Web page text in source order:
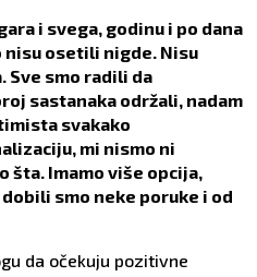
i svega, godinu i po dana
nisu osetili nigde. Nisu
Sve smo radili da
sastanaka održali, nadam
svakako
mi nismo ni
Imamo više opcija,
smo neke poruke i od
da očekuju pozitivne